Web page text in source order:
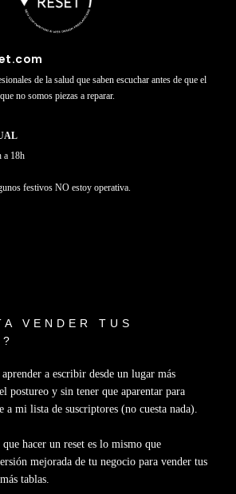
de la salud que saben escuchar antes de que el
no somos piezas a reparar.
a 18h
festivos NO estoy operativa.
VENDER TUS
a escribir desde un lugar más
postureo y sin tener que aparentar para
a mi lista de suscriptores (no cuesta nada).
hacer un reset es lo mismo que
mejorada de tu negocio para vender tus
tablas.